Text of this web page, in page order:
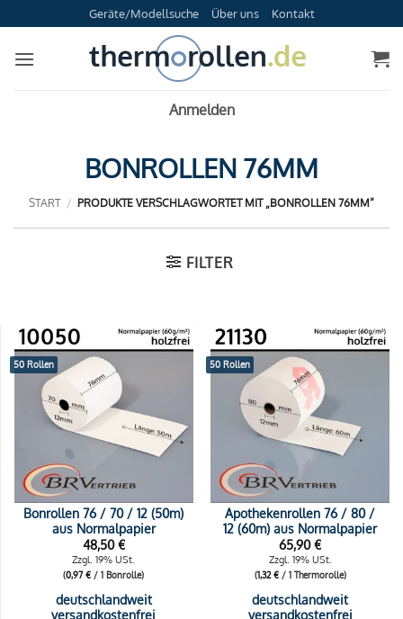
Inhalt
springen
Geräte/Modellsuche Über uns Kontakt
Anmelden
BONROLLEN 76MM
START / PRODUKTE VERSCHLAGWORTET MIT „BONROLLEN 76MM“
FILTER
50 Rollen
Bonrollen 76 / 70 / 12 (50m)
aus Normalpapier
48,50€
Zzgl. 19% USt.
(0,97€ / 1 Bonrolle)
deutschlandweit
versandkostenfrei
50 Rollen
Apothekenrollen 76 / 80 /
12 (60m) aus Normalpapier
65,90€
Zzgl. 19% USt.
(1,32€/ 1 Thermorolle)
deutschlandweit
versandkostenfrei